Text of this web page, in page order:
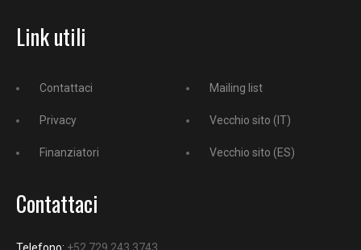
Link utili
Contattaci
Privacy
Finanziatori
Mailing list
Vecchio sito (IT)
Vecchio sito (ES)
Contattaci
Telefono: +52 729 243 3743